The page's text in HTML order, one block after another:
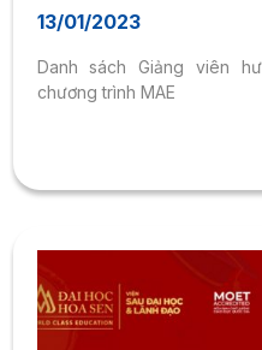
13/01/2023
Danh sách Giảng viên
chương trình MAE